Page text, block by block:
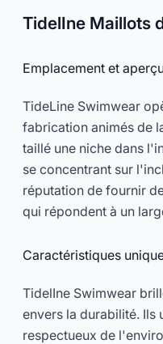
TidelIne Maillots
Emplacement et
TideLine Swimwear
fabrication animés de
taillé une niche dans
se concentrant sur
réputation de fournir
qui répondent à un
Caractéristiques
TidelIne Swimwear
envers la durabilité. Ils
respectueux de